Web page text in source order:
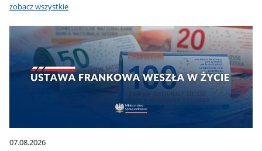
zobacz wszystkie
07.08.2026